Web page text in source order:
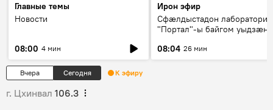
Главные темы
Новости
08:00 4 мин
Ирон эфир
Сфæлдыстадон лаборатори
"Портал"-ы байгом уыдзæн
Æхсары куыстыты равдыст
08:04 26 мин
Вчера Сегодня К эфиру
г. Цхинвал 106.3